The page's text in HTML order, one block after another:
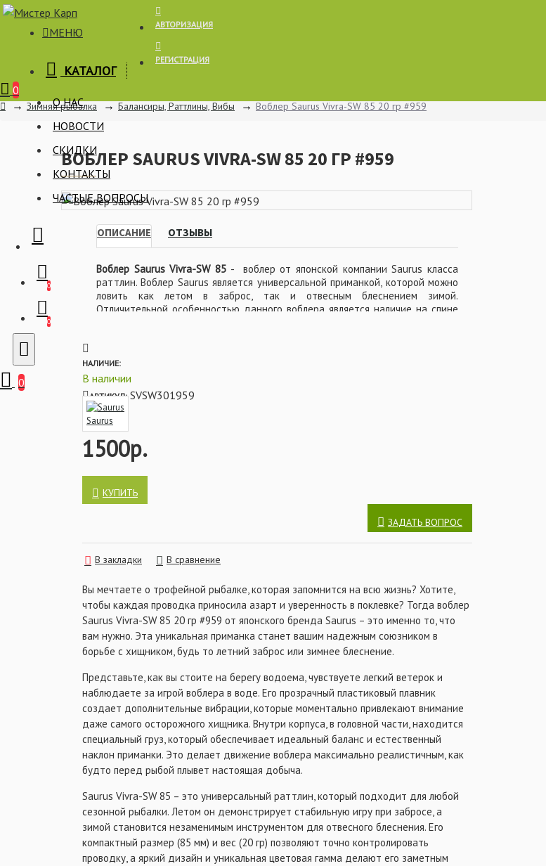
Корзина
МЕНЮ
КАТАЛОГ
О НАС
НОВОСТИ
СКИДКИ
КОНТАКТЫ
ЧАСТЫЕ ВОПРОСЫ
0
0
0
АВТОРИЗАЦИЯ
РЕГИСТРАЦИЯ
0
Зимняя рыбалка Балансиры, Раттлины, Вибы Воблер Saurus Vivra-SW 85 20 гр #959
ВОБЛЕР SAURUS VIVRA-SW 85 20 ГР #959
ОПИСАНИЕ ОТЗЫВЫ
Воблер Saurus Vivra-SW 85- воблер от японской компании Saurus класса
раттлин. Воблер Saurus является универсальной приманкой, которой можно
ловить как летом в заброс, так и отвесным блеснением зимой.
Отличительной особенностью данного воблера является наличие на спине
элементом балансировки. За счет данного груза раттлин все время
находится под наклоном и имеет максимально естественное положение,
дополнительно привлекая хищника. Свою популярность у рыбаков данный
воблер получил благодаря невероятно плавной и реалистичной игре. Saurus
Vivra-SW 85 отлично подходит для ловли судака, щуки и форели.
Характеристики:
- Модель: Vivra-SW
- Вес: 20 гр
1500р.
НАЛИЧИЕ:
В наличии
АРТИКУЛ: SVSW301959
Saurus
КУПИТЬ
ЗАДАТЬ ВОПРОС
В закладки В сравнение
Вы мечтаете о трофейной рыбалке, которая запомнится на всю жизнь? Хотите,
чтобы каждая проводка приносила азарт и уверенность в поклевке? Тогда воблер
Saurus Vivra-SW 85 20 гр #959 от японского бренда Saurus – это именно то, что
вам нужно. Эта уникальная приманка станет вашим надежным союзником в
борьбе с хищником, будь то летний заброс или зимнее блеснение.
Представьте, как вы стоите на берегу водоема, чувствуете легкий ветерок и
наблюдаете за игрой воблера в воде. Его прозрачный пластиковый плавник
создает дополнительные вибрации, которые моментально привлекают внимание
даже самого осторожного хищника. Внутри корпуса, в головной части, находится
специальный груз, который обеспечивает идеальный баланс и естественный
наклон приманки. Это делает движение воблера максимально реалистичным, как
будто перед рыбой плывет настоящая добыча.
Saurus Vivra-SW 85 – это универсальный раттлин, который подходит для любой
сезонной рыбалки. Летом он демонстрирует стабильную игру при забросе, а
зимой становится незаменимым инструментом для отвесного блеснения. Его
компактный размер (85 мм) и вес (20 гр) позволяют точно контролировать
проводку, а яркий дизайн и уникальная цветовая гамма делают его заметным